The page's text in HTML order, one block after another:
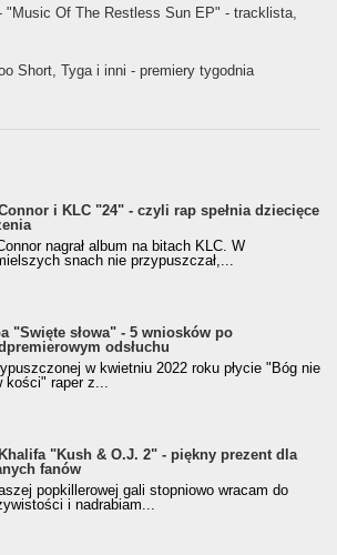
"Music Of The Restless Sun EP" - tracklista,
Short, Tyga i inni - premiery tygodnia
i KLC "24" - czyli rap spełnia dziecięce
nagrał album na bitach KLC. W
snach nie przypuszczał,...
"Święte słowa" - 5 wniosków po
odsłuchu
w kwietniu 2022 roku płycie "Bóg nie
kości" raper z...
"Kush & O.J. 2" - piękny prezent dla
fanów
popkillerowej gali stopniowo wracam do
i nadrabiam...